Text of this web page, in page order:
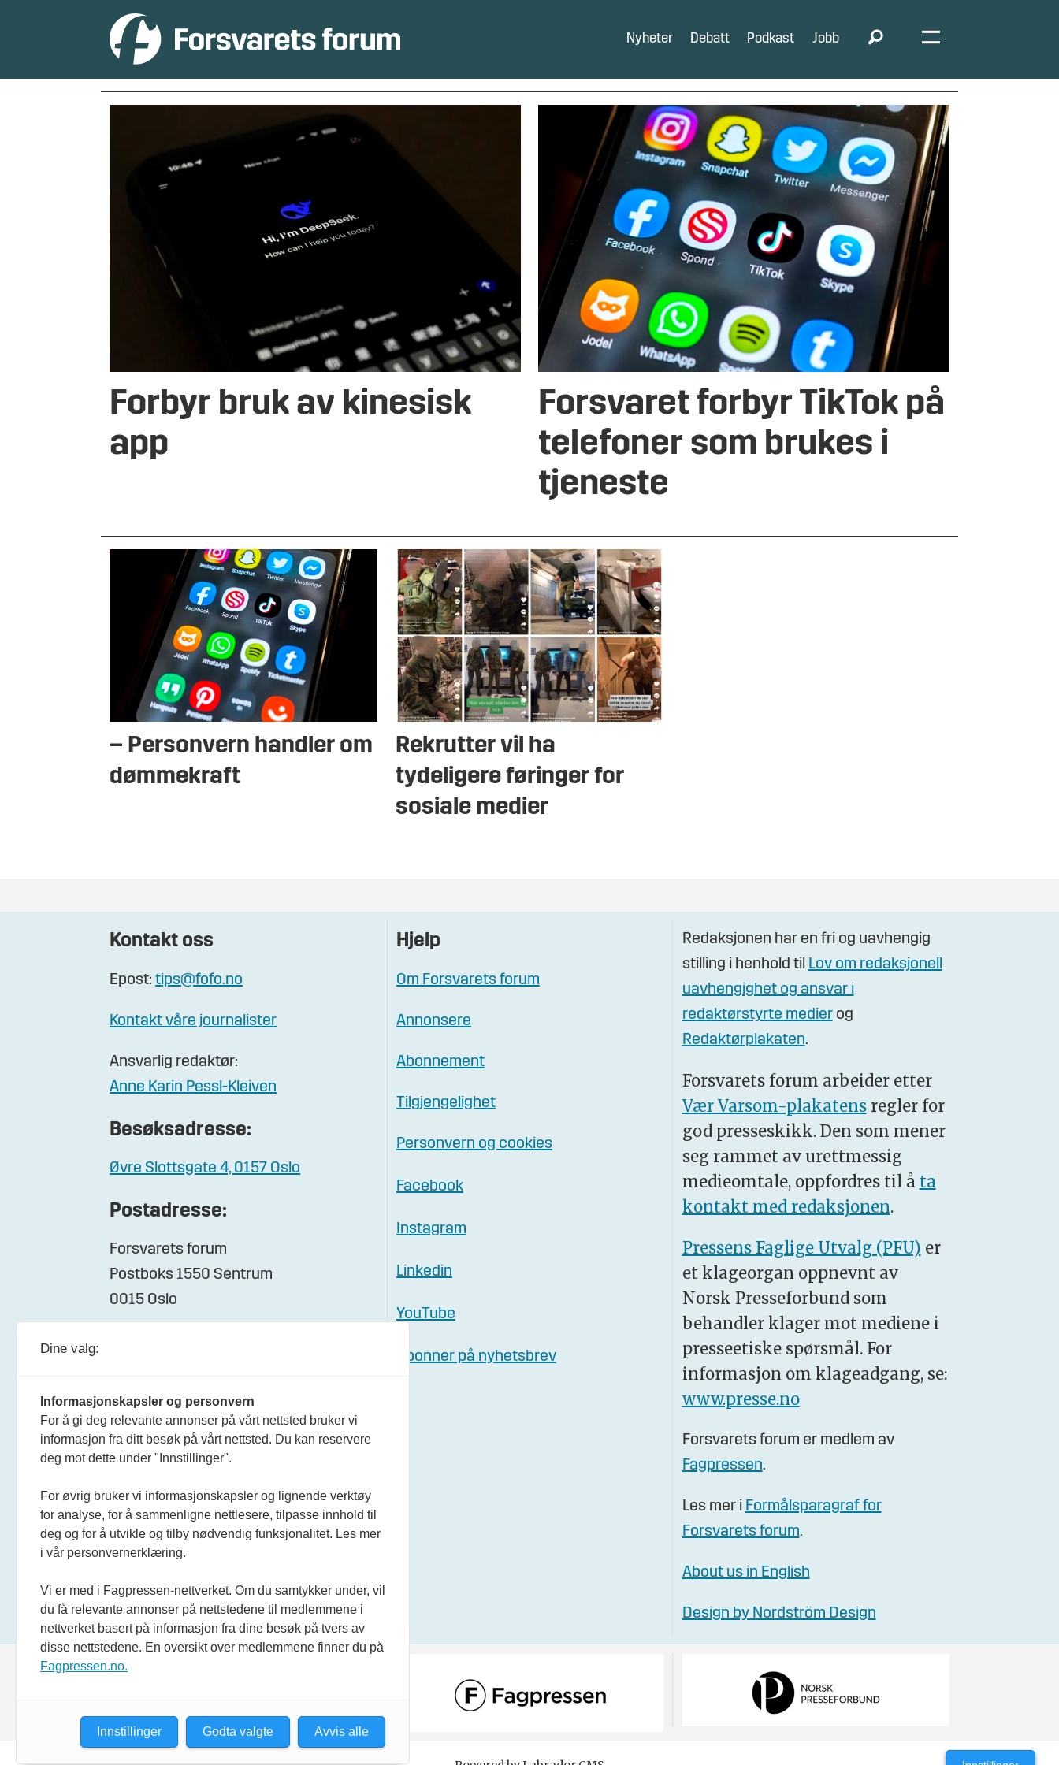
Nyheter Debatt Podkast Jobb
personvern
Forbyr bruk av kinesisk
app
Forsvaret forbyr TikTok på
telefoner som brukes i
tjeneste
– Personvern handler om
dømmekraft
Rekrutter vil ha
tydeligere føringer for
sosiale medier
Kontakt oss
Epost:tips@fofo.no
Kontakt våre journalister
Ansvarlig redaktør:
Anne Karin Pessl-Kleiven
Besøksadresse:
Øvre Slottsgate 4, 0157 Oslo
Postadresse:
Forsvarets forum
Postboks 1550 Sentrum
0015 Oslo
Hjelp
Om Forsvarets forum
Annonsere
Abonnement
Tilgjengelighet
Personvern og cookies
Facebook
Instagram
Linkedin
YouTube
Abonner på nyhetsbrev
Redaksjonen har en fri og uavhengig
stilling i henhold til Lov om redaksjonell
uavhengighet og ansvar i
redaktørstyrte medierog
Redaktørplakaten.
Forsvarets forum arbeider etter
Vær Varsom-plakatensregler for
god presseskikk. Den som mener
seg rammet av urettmessig
medieomtale, oppfordres til å ta
kontakt med redaksjonen.
Pressens Faglige Utvalg (PFU) er
et klageorgan oppnevnt av
Norsk Presseforbund som
behandler klager mot mediene i
presseetiske spørsmål. For
informasjon om klageadgang, se:
www.presse.no
Forsvarets forum er medlem av
Fagpressen.
Les mer i Formålsparagraf for
Forsvarets forum.
About us in English
Design by Nordström Design
Dine valg:
Informasjonskapsler og personvern
For å gi deg relevante annonser på vårt nettsted bruker vi
informasjon fra ditt besøk på vårt nettsted. Du kan reservere
deg mot dette under "Innstillinger".
For øvrig bruker vi informasjonskapsler og lignende verktøy
for analyse, for å sammenligne nettlesere, tilpasse innhold til
deg og for å utvikle og tilby nødvendig funksjonalitet. Les mer
i vår personvernerklæring.
Vi er med i Fagpressen-nettverket. Om du samtykker under, vil
du få relevante annonser på nettstedene til medlemmene i
nettverket basert på informasjon fra dine besøk på tvers av
disse nettstedene. En oversikt over medlemmene finner du på
Fagpressen.no.
Avvis alle
Godta valgte
Innstillinger